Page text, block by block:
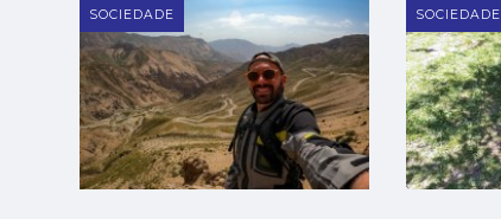
SOCIEDADE SOCIEDADE